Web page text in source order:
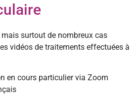
surtout de nombreux cas
vidéos de traitements effectuées à
en cours particulier via Zoom